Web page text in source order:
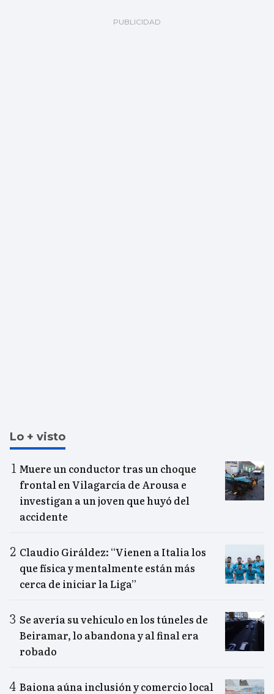
Lo + visto
Muere un conductor tras un choque
frontal en Vilagarcía de Arousa e
investigan a un joven que huyó del
accidente
Claudio Giráldez: “Vienen a Italia los
que física y mentalmente están más
cerca de iniciar la Liga”
Se avería su vehículo en los túneles de
Beiramar, lo abandona y al final era
robado
Baiona aúna inclusión y comercio local